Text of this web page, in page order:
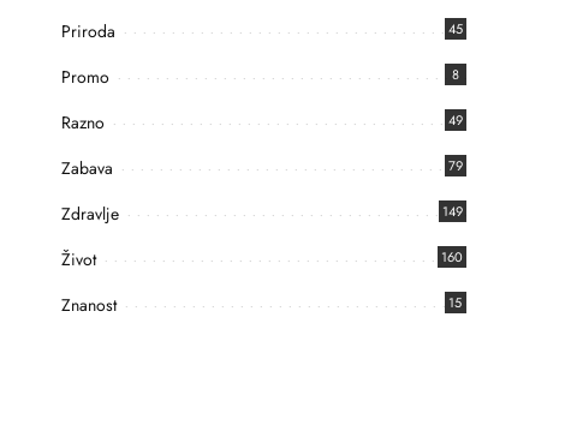
Priroda 45
Promo 8
Razno 49
Zabava 79
Zdravlje 149
Život 160
Znanost 15